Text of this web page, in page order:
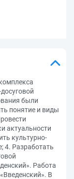
были
понятие и виды
актуальности
культурно-
4. Разработать
Работа
В